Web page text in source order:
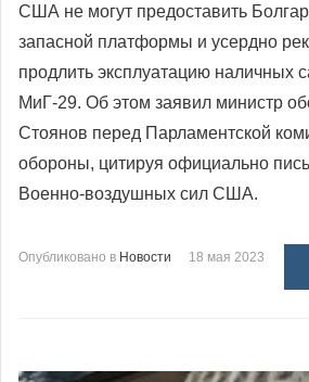
США не могут предоставить
запасной платформы и усердно
продлить эксплуатацию наличных
МиГ-29. Об этом заявил министр
Стоянов перед Парламентской
обороны, цитируя официально
Военно-воздушных сил США.
Опубликовано в Новости 18 мая 2023